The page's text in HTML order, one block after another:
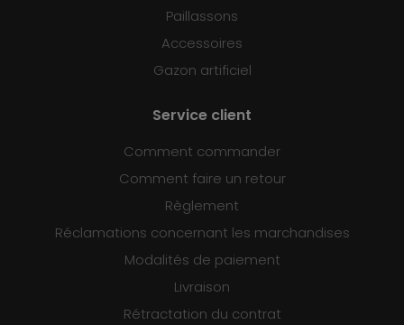
Paillassons
Accessoires
Gazon artificiel
Service client
Comment commander
Comment faire un retour
Règlement
Réclamations concernant les marchandises
Modalités de paiement
Livraison
Rétractation du contrat